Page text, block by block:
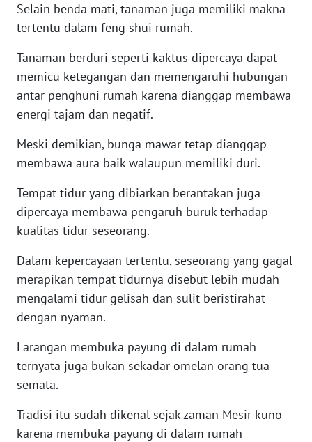
Selain benda mati, tanaman juga memiliki makna
tertentu dalam feng shui rumah.
Tanaman berduri seperti kaktus dipercaya dapat
memicu ketegangan dan memengaruhi hubungan
antar penghuni rumah karena dianggap membawa
energi tajam dan negatif.
Meski demikian, bunga mawar tetap dianggap
membawa aura baik walaupun memiliki duri.
Tempat tidur yang dibiarkan berantakan juga
dipercaya membawa pengaruh buruk terhadap
kualitas tidur seseorang.
Dalam kepercayaan tertentu, seseorang yang gagal
merapikan tempat tidurnya disebut lebih mudah
mengalami tidur gelisah dan sulit beristirahat
dengan nyaman.
Larangan membuka payung di dalam rumah
ternyata juga bukan sekadar omelan orang tua
semata.
Tradisi itu sudah dikenal sejak zaman Mesir kuno
karena membuka payung di dalam rumah
NTB
SULTENG
WN
SULBAR
WN
BABEL
WN
SUMBAR
SUMSEL
WN
BENGKULU
WN
LAMPUNG
WN
JATENG